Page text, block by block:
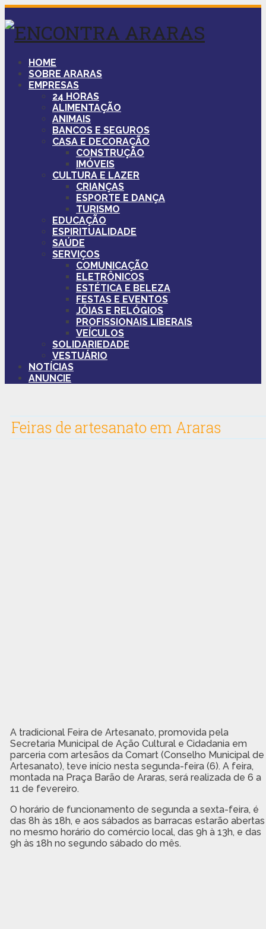
HOME
SOBRE ARARAS
EMPRESAS
24 HORAS
ALIMENTAÇÃO
ANIMAIS
BANCOS E SEGUROS
CASA E DECORAÇÃO
CONSTRUÇÃO
IMÓVEIS
CULTURA E LAZER
CRIANÇAS
ESPORTE E DANÇA
TURISMO
EDUCAÇÃO
ESPIRITUALIDADE
SAÚDE
SERVIÇOS
COMUNICAÇÃO
ELETRÔNICOS
ESTÉTICA E BELEZA
FESTAS E EVENTOS
JÓIAS E RELÓGIOS
PROFISSIONAIS LIBERAIS
VEÍCULOS
SOLIDARIEDADE
VESTUÁRIO
NOTÍCIAS
ANUNCIE
Feiras de artesanato em Araras
A tradicional Feira de Artesanato, promovida pela
Secretaria Municipal de Ação Cultural e Cidadania em
parceria com artesãos da Comart (Conselho Municipal de
Artesanato), teve início nesta segunda-feira (6). A feira,
montada na Praça Barão de Araras, será realizada de 6 a
11 de fevereiro.
O horário de funcionamento de segunda a sexta-feira, é
das 8h às 18h, e aos sábados as barracas estarão abertas
no mesmo horário do comércio local, das 9h à 13h, e das
9h às 18h no segundo sábado do mês.